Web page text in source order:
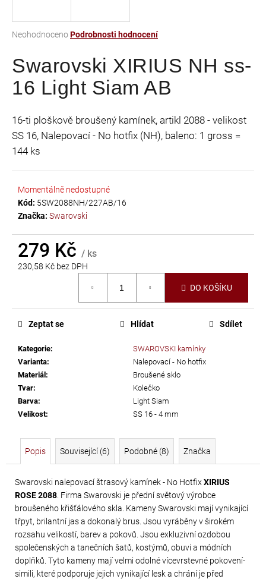
Průměrné
produktu
je
0,0
hvězdiček.
NeohodnocenoPodrobnosti hodnocení
Swarovski XIRIUS NH ss-
16 Light Siam AB
16-ti ploškově broušený kamínek, artikl 2088 - velikost
SS 16, Nalepovací - No hotfix (NH), baleno: 1 gross =
144 ks
Momentálně nedostupné
Kód: 5SW2088NH/227AB/16
Značka: Swarovski
279 Kč / ks
230,58 Kč bez DPH
DO KOŠÍKU
Kategorie:
SWAROVSKI kamínky
Varianta:
Nalepovací - No hotfix
Materiál:
Broušené sklo
Tvar:
Kolečko
Barva:
Light Siam
Velikost: SS 16 - 4 mm
Zeptat se Hlídat Sdílet
Popis Související (6) Podobné (8) Značka
Swarovski nalepovací štrasový kamínek - No HotfixXIRIUS
ROSE 2088 . Firma Swarovski je přední světový výrobce
broušeného křišťálového skla. Kameny Swarovski mají vynikající
třpyt, brilantní jas a dokonalý brus. Jsou vyráběny v širokém
rozsahu velikostí, barev a pokovů. Jsou exkluzivní ozdobou
společenských a tanečních šatů, kostýmů, obuvi a módních
doplňků. Tyto kameny mají velmi odolné vícevrstevné pokovení-
simili, které podporuje jejich vynikající lesk a chrání je před
j
t
?
HLEDAT
D
o
p
u
e
m
PRECIOSA
VIVA12
NH
SS-
CRYSTAL
55
Kč